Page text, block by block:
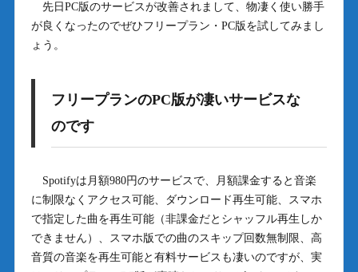
先日PC版のサービスが改善されまして、物凄く使い勝手
が良くなったのでぜひフリープラン・PC版を試してみまし
ょう。
フリープランのPC版が凄いサービスな
のです
Spotifyは月額980円のサービスで、月額課金すると音楽
に制限なくアクセス可能、ダウンロード再生可能、スマホ
で指定した曲を再生可能（非課金だとシャッフル再生しか
できません）、スマホ版での曲のスキップ回数無制限、高
音質の音楽を再生可能と有料サービスも凄いのですが、実